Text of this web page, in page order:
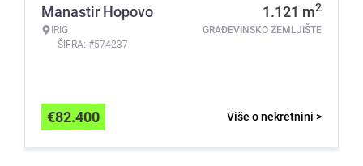
Manastir Hopovo
IRIG
ŠIFRA: #574237
1.121 m2
GRAĐEVINSKO ZEMLJIŠTE
Više o nekretnini >
€82.400